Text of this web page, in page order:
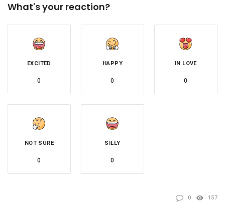
What's your reaction?
EXCITED
0
HAPPY
0
IN LOVE
0
NOT SURE
0
SILLY
0
0 157